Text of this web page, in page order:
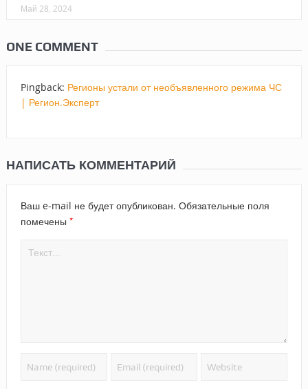
Май 28, 2024
ONE COMMENT
Pingback: Регионы устали от необъявленного режима ЧС
| Регион.Эксперт
НАПИСАТЬ КОММЕНТАРИЙ
Ваш e-mail не будет опубликован. Обязательные поля
помечены *